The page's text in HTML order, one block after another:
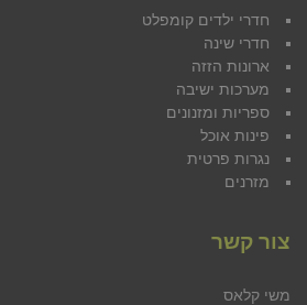
חדרי ילדים קומפלט
חדרי שינה
ארונות הזזה
מערכות ישיבה
ספריות ומזנונים
פינות אוכל
נגרות פרטית
מזרנים
צור קשר
משי קלאס